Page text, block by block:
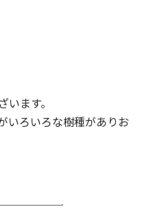
ます。
いろいろな樹種がありお